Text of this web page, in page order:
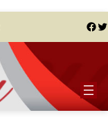
Facebook Twitter